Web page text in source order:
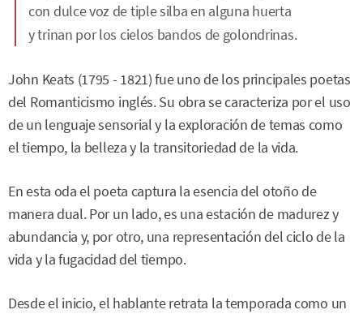
con dulce voz de tiple silba en alguna huerta
y trinan por los cielos bandos de golondrinas.
John Keats (1795 - 1821) fue uno de los principales poetas
del Romanticismo inglés. Su obra se caracteriza por el uso
de un lenguaje sensorial y la exploración de temas como
el tiempo, la belleza y la transitoriedad de la vida.
En esta oda el poeta captura la esencia del otoño de
manera dual. Por un lado, es una estación de madurez y
abundancia y, por otro, una representación del ciclo de la
vida y la fugacidad del tiempo.
Desde el inicio, el hablante retrata la temporada como un